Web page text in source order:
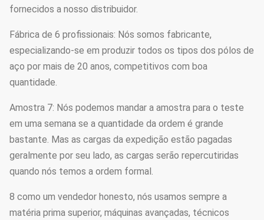
fornecidos a nosso distribuidor.
Fábrica de 6 profissionais: Nós somos fabricante,
especializando-se em produzir todos os tipos dos pólos de
aço por mais de 20 anos, competitivos com boa
quantidade.
Amostra 7: Nós podemos mandar a amostra para o teste
em uma semana se a quantidade da ordem é grande
bastante. Mas as cargas da expedição estão pagadas
geralmente por seu lado, as cargas serão repercutiridas
quando nós temos a ordem formal.
8 como um vendedor honesto, nós usamos sempre a
matéria prima superior, máquinas avançadas, técnicos